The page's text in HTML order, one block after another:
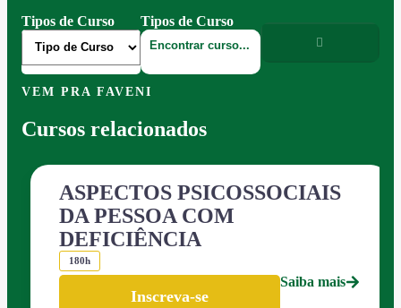
Tipos de Curso
Tipos de Curso
VEM PRA FAVENI
Cursos relacionados
ASPECTOS PSICOSSOCIAIS
DA PESSOA COM
DEFICIÊNCIA
180h
Inscreva-se
Saiba mais